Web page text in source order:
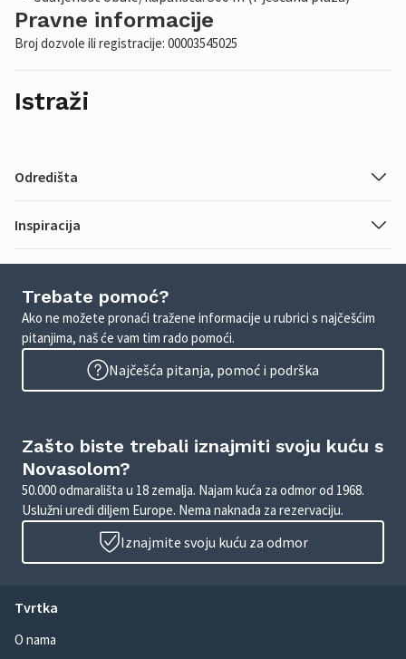
Pravne informacije
Broj dozvole ili registracije: 00003545025
Istraži
Odredišta
Inspiracija
Trebate pomoć?
Ako ne možete pronaći tražene informacije u rubrici s najčešćim
pitanjima, naš će vam tim rado pomoći.
Najčešća pitanja, pomoć i podrška
Zašto biste trebali iznajmiti svoju kuću s
Novasolom?
50.000 odmarališta u 18 zemalja. Najam kuća za odmor od 1968.
Uslužni uredi diljem Europe. Nema naknada za rezervaciju.
Iznajmite svoju kuću za odmor
Tvrtka
O nama